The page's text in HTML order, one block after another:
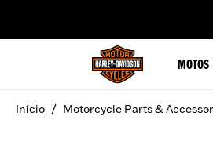
MOTOS
Início / Motorcycle Parts &